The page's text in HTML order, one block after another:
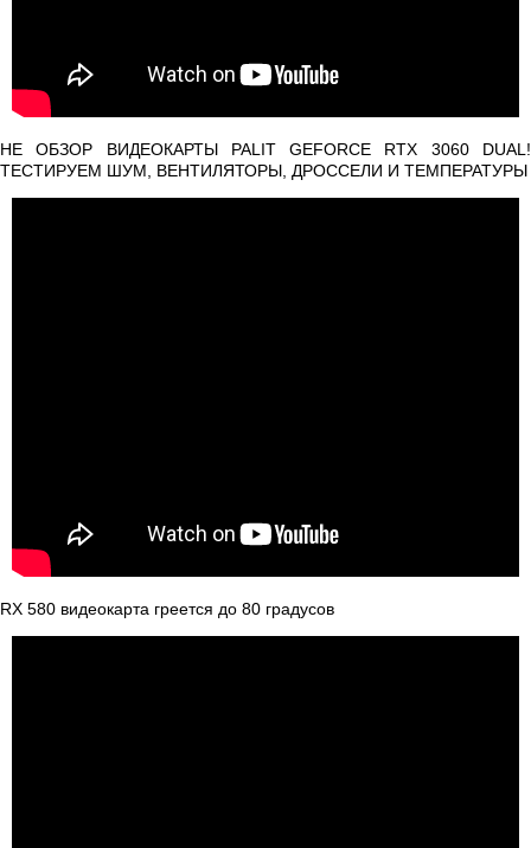
НЕ ОБЗОР ВИДЕОКАРТЫ PALIT GEFORCE RTX 3060 DUAL!
ТЕСТИРУЕМ ШУМ, ВЕНТИЛЯТОРЫ, ДРОССЕЛИ И ТЕМПЕРАТУРЫ
RX 580 видеокарта греется до 80 градусов